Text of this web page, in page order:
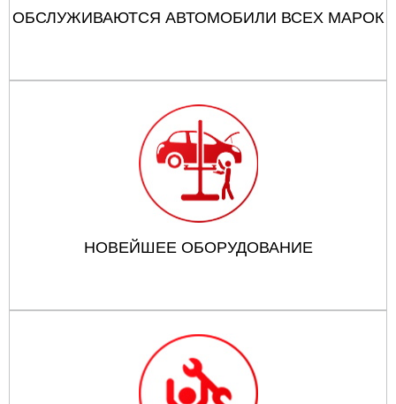
ОБСЛУЖИВАЮТСЯ АВТОМОБИЛИ ВСЕХ МАРОК
НОВЕЙШЕЕ ОБОРУДОВАНИЕ